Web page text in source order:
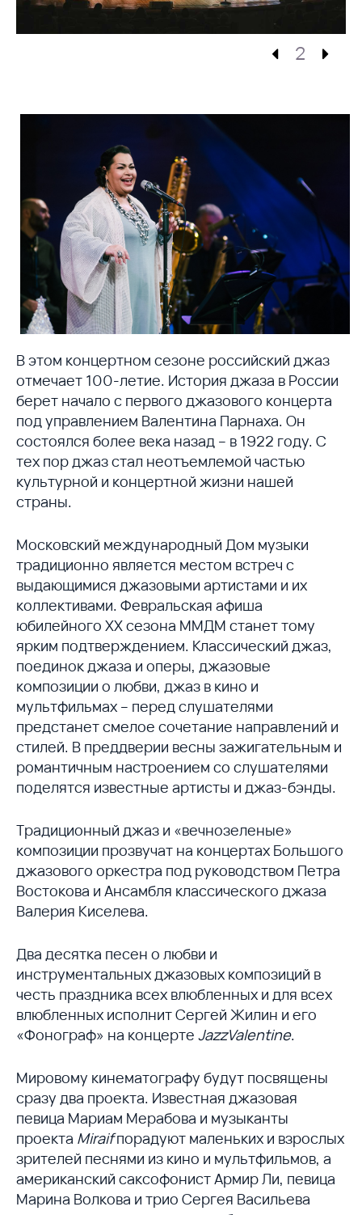
2
В этом концертном сезоне российский джаз
отмечает 100-летие. История джаза в России
берет начало с первого джазового концерта
под управлением Валентина Парнаха. Он
состоялся более века назад – в 1922 году. С
тех пор джаз стал неотъемлемой частью
культурной и концертной жизни нашей
страны.
Московский международный Дом музыки
традиционно является местом встреч с
выдающимися джазовыми артистами и их
коллективами. Февральская афиша
юбилейного XX сезона ММДМ станет тому
ярким подтверждением. Классический джаз,
поединок джаза и оперы, джазовые
композиции о любви, джаз в кино и
мультфильмах – перед слушателями
предстанет смелое сочетание направлений и
стилей. В преддверии весны зажигательным и
романтичным настроением со слушателями
поделятся известные артисты и джаз-бэнды.
Традиционный джаз и «вечнозеленые»
композиции прозвучат на концертах Большого
джазового оркестра под руководством Петра
Востокова и Ансамбля классического джаза
Валерия Киселева.
Два десятка песен о любви и
инструментальных джазовых композиций в
честь праздника всех влюбленных и для всех
влюбленных исполнит Сергей Жилин и его
«Фонограф» на концерте JazzValentine.
Мировому кинематографу будут посвящены
сразу два проекта. Известная джазовая
певица Мариам Мерабова и музыканты
проекта Miraifпорадуют маленьких и взрослых
зрителей песнями из кино и мультфильмов, а
американский саксофонист Армир Ли, певица
Марина Волкова и трио Сергея Васильева